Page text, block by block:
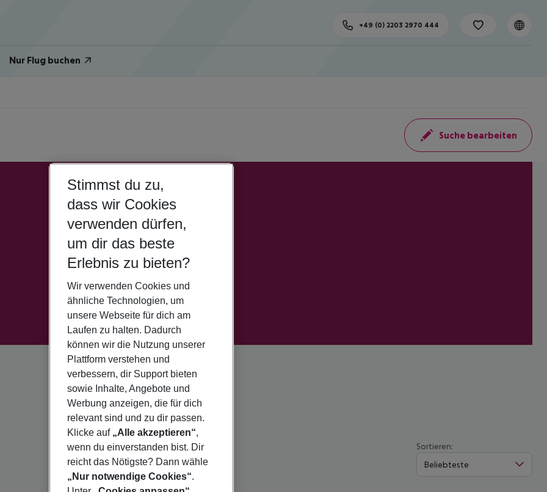
Nur Flug buchen
+49 (0) 2203 2970 444
Suche bearbeiten
Sortieren:
Beliebteste
Stimmst du zu,
dass wir Cookies
verwenden dürfen,
um dir das beste
Erlebnis zu bieten?
Wir verwenden Cookies und
ähnliche Technologien, um
unsere Webseite für dich am
Laufen zu halten. Dadurch
können wir die Nutzung unserer
Plattform verstehen und
verbessern, dir Support bieten
sowie Inhalte, Angebote und
Werbung anzeigen, die für dich
relevant sind und zu dir passen.
Klicke auf „Alle akzeptieren“,
wenn du einverstanden bist. Dir
reicht das Nötigste? Dann wähle
„Nur notwendige Cookies“.